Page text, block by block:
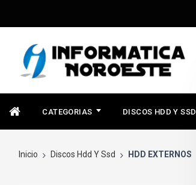
CATEGORIAS DISCOS HDD Y SSD
Inicio Discos Hdd Y Ssd HDD EXTERNOS